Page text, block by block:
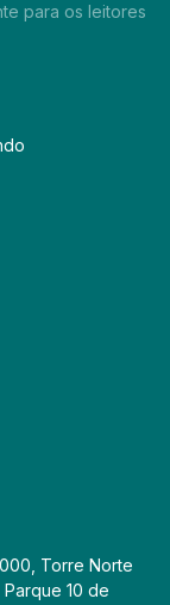
para os leitores
Torre Norte
10 de